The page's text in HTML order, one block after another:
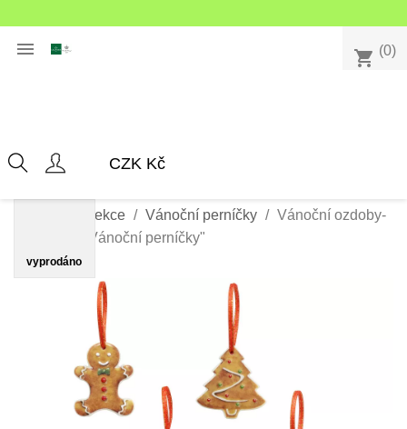
 shopping_cart (0)
Kolekce Vánoční perníčky
Vánoční ozdoby-
4 dílný set "Vánoční perníčky"
vyprodáno